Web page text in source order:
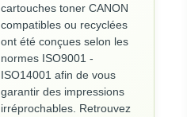
cartouches toner CANON
compatibles ou recyclées
ont été conçues selon les
normes ISO9001 -
ISO14001 afin de vous
garantir des impressions
irréprochables. Retrouvez